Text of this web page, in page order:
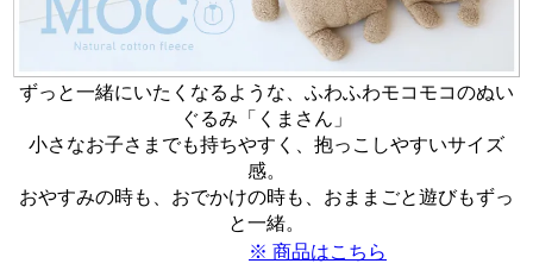
ずっと一緒にいたくなるような、ふわふわモコモコのぬい
ぐるみ「くまさん」
小さなお子さまでも持ちやすく、抱っこしやすいサイズ
感。
おやすみの時も、おでかけの時も、おままごと遊びもずっ
と一緒。
※ 商品はこちら